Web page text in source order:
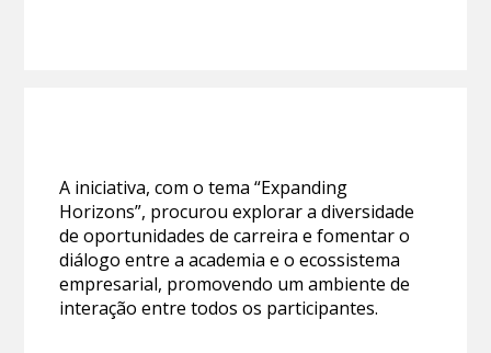
A iniciativa, com o tema “Expanding
Horizons”, procurou explorar a diversidade
de oportunidades de carreira e fomentar o
diálogo entre a academia e o ecossistema
empresarial, promovendo um ambiente de
interação entre todos os participantes.